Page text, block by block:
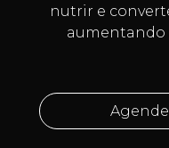
nutrir e
aumentando